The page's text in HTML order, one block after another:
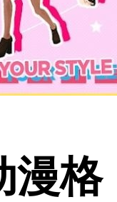
漫格